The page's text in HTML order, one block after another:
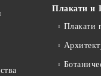
Плакати и
Плакати